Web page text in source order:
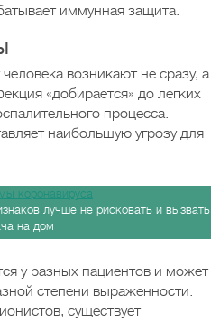
иммунная защита.
возникают не сразу, а
«добирается» до легких
процесса.
наибольшую угрозу для
лучше не рисковать и вызвать
на дом
у разных пациентов и может
степени выраженности.
существует